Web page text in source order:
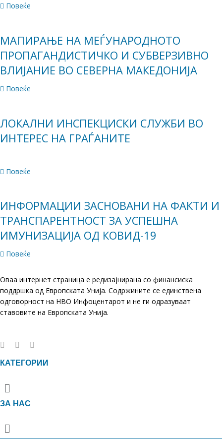
Повеќе
МАПИРАЊЕ НА МЕЃУНАРОДНОТО
ПРОПАГАНДИСТИЧКО И СУБВЕРЗИВНО
ВЛИЈАНИЕ ВО СЕВЕРНА МАКЕДОНИЈА
Повеќе
ЛОКАЛНИ ИНСПЕКЦИСКИ СЛУЖБИ ВО
ИНТЕРЕС НА ГРАЃАНИТЕ
Повеќе
ИНФОРМАЦИИ ЗАСНОВАНИ НА ФАКТИ И
ТРАНСПАРЕНТНОСТ ЗА УСПЕШНА
ИМУНИЗАЦИЈА ОД КОВИД-19
Повеќе
Оваа интернет страница е редизајнирана со финансиска
поддршка од Европската Унија. Содржините се единствена
одговорност на НВО Инфоцентарот и не ги одразуваат
ставовите на Европската Унија.
КАТЕГОРИИ
Menu
ЗА НАС
Menu